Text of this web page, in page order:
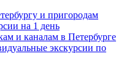
и пригородам
на 1 день
и каналам в Петербурге
экскурсии по